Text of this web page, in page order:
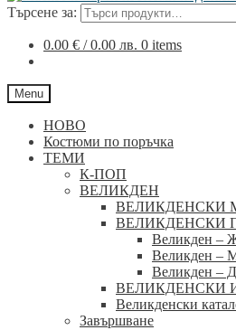
Търсене за:
0.00 € / 0.00 лв. 0 items
Menu
НОВО
Костюми по поръчка
ТЕМИ
К-ПОП
ВЕЛИКДЕН
ВЕЛИКДЕНСКИ
ВЕЛИКДЕНСКИ
Великден –
Великден –
Великден –
ВЕЛИКДЕНСКИ
Великденски
Завършване